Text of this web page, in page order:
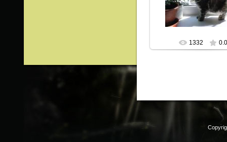
ИрисКо
1332 0.0